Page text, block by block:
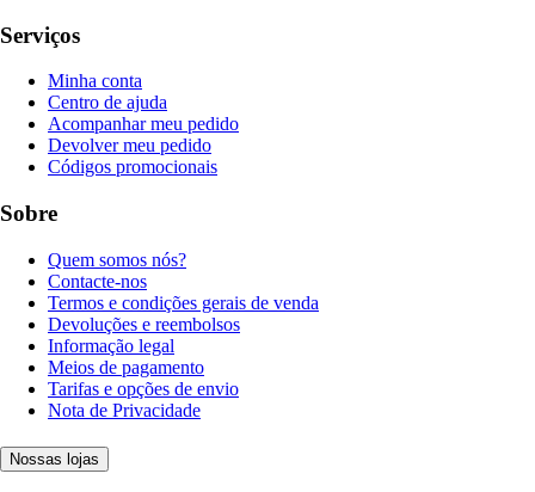
Serviços
Minha conta
Centro de ajuda
Acompanhar meu pedido
Devolver meu pedido
Códigos promocionais
Sobre
Quem somos nós?
Contacte-nos
Termos e condições gerais de venda
Devoluções e reembolsos
Informação legal
Meios de pagamento
Tarifas e opções de envio
Nota de Privacidade
Nossas lojas